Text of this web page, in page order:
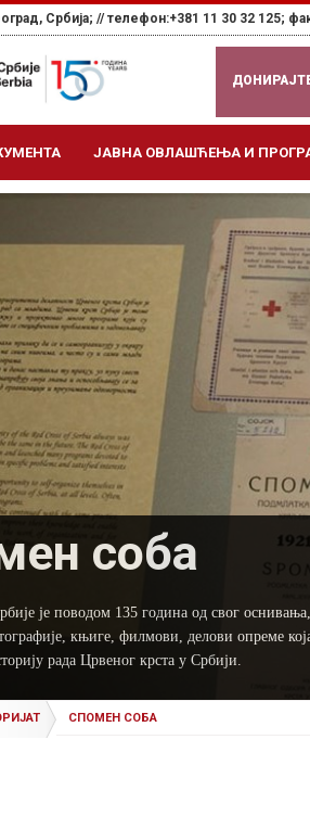
Србија; // телефон:+381 11 30 32 125;
ЈАВНА ОВЛАШЋЕЊА И
соба
је поводом 135 година од свог
књиге, филмови, делови опреме
рада Црвеног крста у Србији.
СПОМЕН СОБА